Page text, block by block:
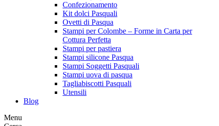
Confezionamento
Kit dolci Pasquali
Ovetti di Pasqua
Stampi per Colombe – Forme in Carta per
Cottura Perfetta
Stampi per pastiera
Stampi silicone Pasqua
Stampi Soggetti Pasquali
Stampi uova di pasqua
Tagliabiscotti Pasquali
Utensili
Blog
Menu